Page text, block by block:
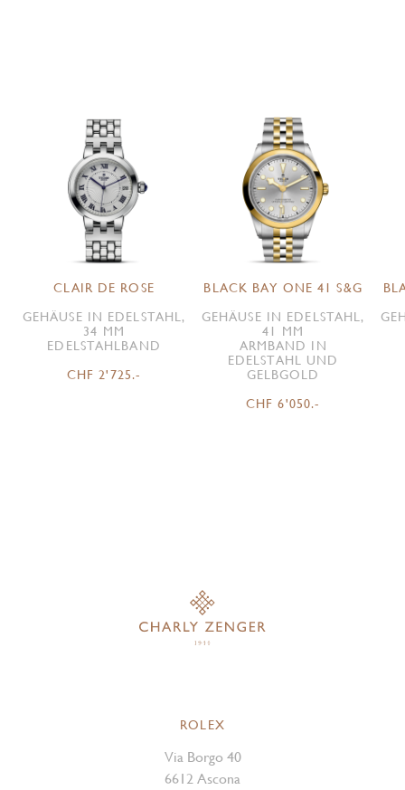
CLAIR DE ROSE
GEHÄUSE IN EDELSTAHL,
34 MM
EDELSTAHLBAND
CHF 2'725.-
BLACK BAY ONE 41 S&G
GEHÄUSE IN EDELSTAHL,
41 MM
ARMBAND IN
EDELSTAHL UND
GELBGOLD
CHF 6'050.-
ROLEX
Via Borgo 40
6612 Ascona